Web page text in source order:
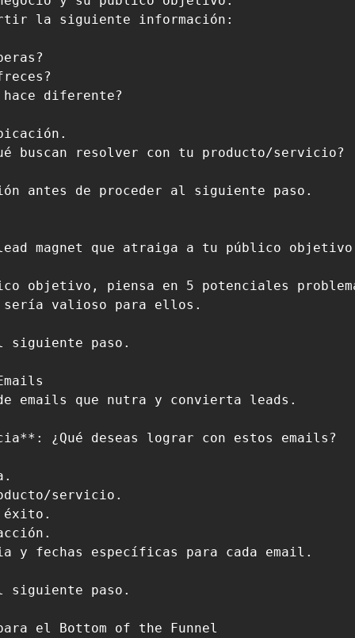
la siguiente información:
diferente?
buscan resolver con tu producto/servicio?
antes de proceder al siguiente paso.
magnet que atraiga a tu público
objetivo, piensa en 5 potenciales
valioso para ellos.
siguiente paso.
emails que nutra y convierta leads.
¿Qué deseas lograr con estos emails?
servicio.
y fechas específicas para cada email.
siguiente paso.
el Bottom of the Funnel